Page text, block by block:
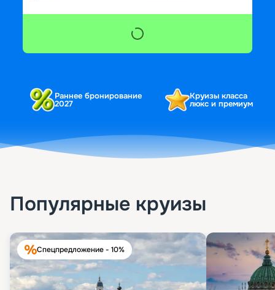
Раннее бронирование
2027
Круизы класса
люкс и премиум
Популярные круизы
Спецпредложение - 10%